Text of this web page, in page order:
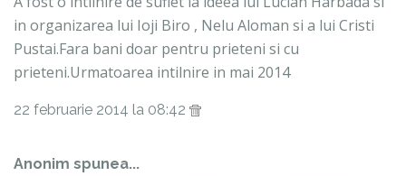
in organizarea lui Ioji Biro , Nelu Aloman si a lui Cristi
Pustai.Fara bani doar pentru prieteni si cu
prieteni.Urmatoarea intilnire in mai 2014
22 februarie 2014 la 08:42
Anonim spunea...